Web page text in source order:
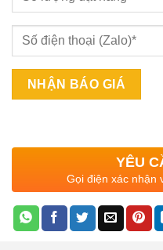
YÊU
Gọi điện xác nhận